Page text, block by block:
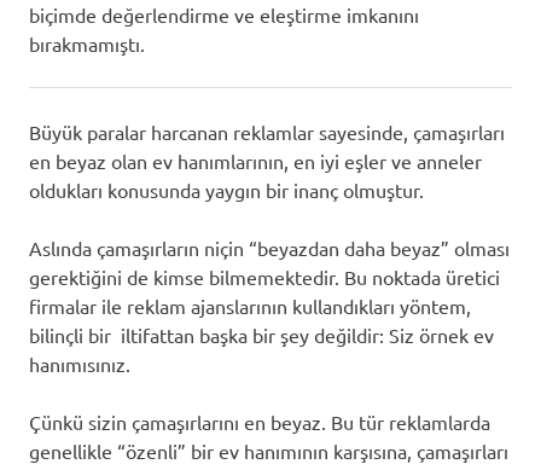
biçimde değerlendirme ve eleştirme imkanını
bırakmamıştı.
Büyük paralar harcanan reklamlar sayesinde, çamaşırları
en beyaz olan ev hanımlarının, en iyi eşler ve anneler
oldukları konusunda yaygın bir inanç olmuştur.
Aslında çamaşırların niçin “beyazdan daha beyaz” olması
gerektiğini de kimse bilmemektedir. Bu noktada üretici
firmalar ile reklam ajanslarının kullandıkları yöntem,
bilinçli bir iltifattan başka bir şey değildir: Siz örnek ev
hanımısınız.
Çünkü sizin çamaşırlarını en beyaz. Bu tür reklamlarda
genellikle “özenli” bir ev hanımının karşısına, çamaşırları